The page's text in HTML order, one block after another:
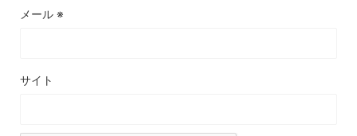
メール ※
サイト